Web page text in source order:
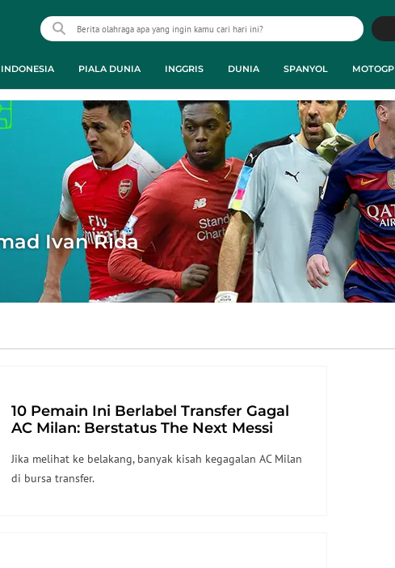
INDONESIA PIALA DUNIA INGGRIS DUNIA SPANYOL MOTOGP
Ivan Rida
10 Pemain Ini Berlabel Transfer Gagal
AC Milan: Berstatus The Next Messi
Jika melihat ke belakang, banyak kisah kegagalan AC Milan
di bursa transfer.